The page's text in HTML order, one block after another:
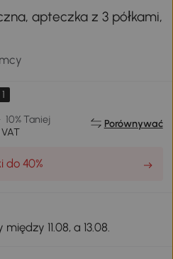
apteczka z 3 półkami,
1
10% Taniej
Porównywać
do 40%
11.08, a 13.08.